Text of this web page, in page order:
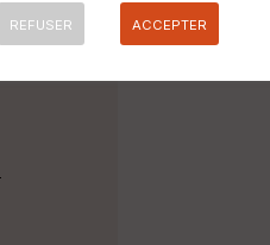
REFUSER ACCEPTER